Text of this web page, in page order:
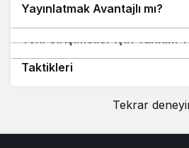
Yayınlatmak Avantajlı mı?
9
Yeni Girişimciler İçin Tanıtım
Ajans Sahipleri İçin Backlink ve
Taktikleri
Tekrar